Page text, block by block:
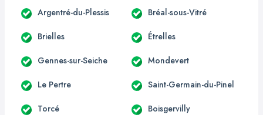
Argentré-du-Plessis Bréal-sous-Vitré
Brielles Étrelles
Gennes-sur-Seiche Mondevert
Le Pertre Saint-Germain-du-Pinel
Torcé Boisgervilly